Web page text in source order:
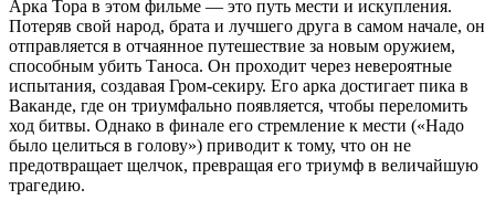
Арка Тора в этом фильме — это путь мести и искупления.
Потеряв свой народ, брата и лучшего друга в самом начале, он
отправляется в отчаянное путешествие за новым оружием,
способным убить Таноса. Он проходит через невероятные
испытания, создавая Гром-секиру. Его арка достигает пика в
Ваканде, где он триумфально появляется, чтобы переломить
ход битвы. Однако в финале его стремление к мести («Надо
было целиться в голову») приводит к тому, что он не
предотвращает щелчок, превращая его триумф в величайшую
трагедию.